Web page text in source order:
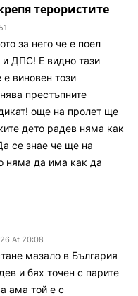
терористите
за него че е поел
ДПС! Е видно тази
виновен този
престъпните
още на пролет ще
дето радев няма как
се знае че ще на
няма да има как да
At 20:08
мазало в България
и бях точен с парите
ама той е с